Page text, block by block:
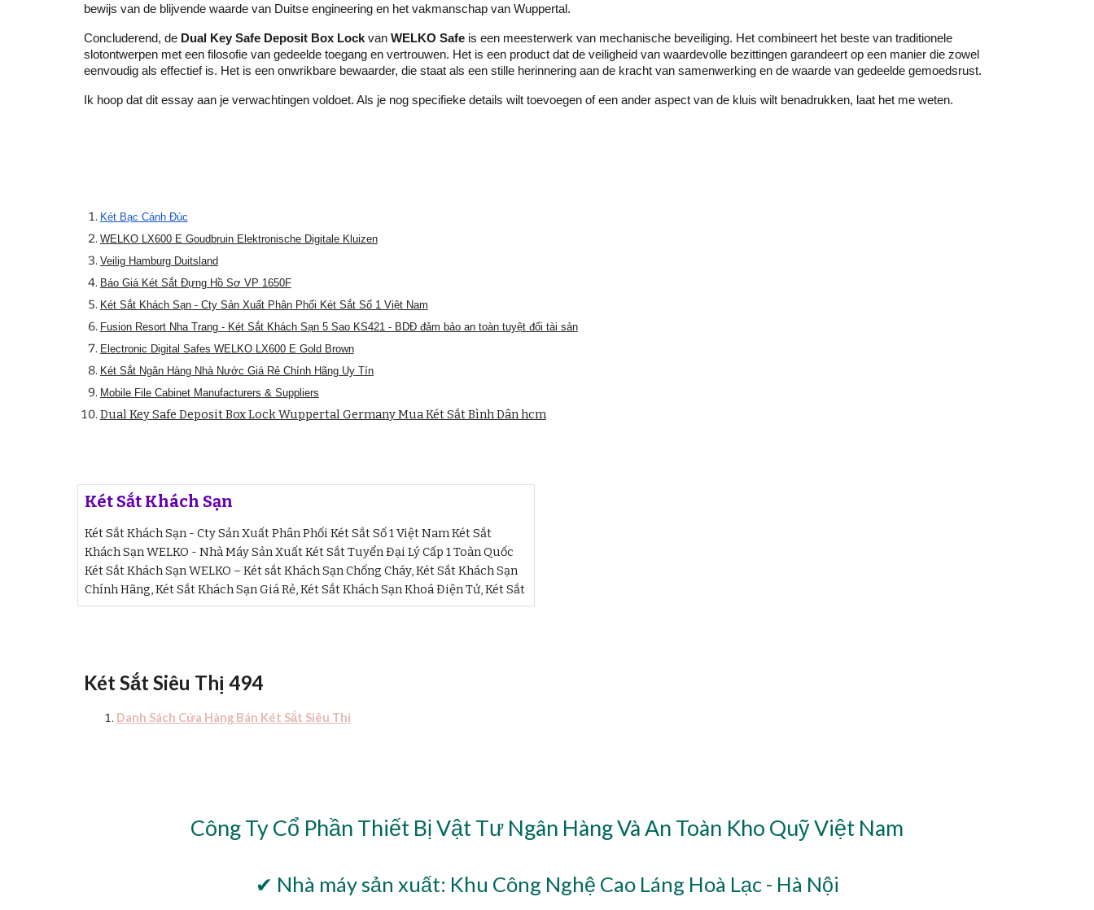
bewijs van de blijvende waarde van Duitse engineering en het vakmanschap van Wuppertal.
Concluderend, de Dual Key Safe Deposit Box Lockvan WELKO Safeis een meesterwerk van mechanische beveiliging. Het combineert het beste van traditionele
slotontwerpen met een filosofie van gedeelde toegang en vertrouwen. Het is een product dat de veiligheid van waardevolle bezittingen garandeert op een manier die zowel
eenvoudig als effectief is. Het is een onwrikbare bewaarder, die staat als een stille herinnering aan de kracht van samenwerking en de waarde van gedeelde gemoedsrust.
Ik hoop dat dit essay aan je verwachtingen voldoet. Als je nog specifieke details wilt toevoegen of een ander aspect van de kluis wilt benadrukken, laat het me weten.
Két Bạc Cánh Đúc
WELKO LX600 E Goudbruin Elektronische Digitale Kluizen
Veilig Hamburg Duitsland
Báo Giá Két Sắt Đựng Hồ Sơ VP 1650F
Két Sắt Khách Sạn - Cty Sản Xuất Phân Phối Két Sắt Số 1 Việt Nam
Fusion Resort Nha Trang - Két Sắt Khách Sạn 5 Sao KS421 - BDĐ đảm bảo an toàn tuyệt đối tài sản
Electronic Digital Safes WELKO LX600 E Gold Brown
Két Sắt Ngân Hàng Nhà Nước Giá Rẻ Chính Hãng Uy Tín
Mobile File Cabinet Manufacturers & Suppliers‎
Dual Key Safe Deposit Box Lock Wuppertal Germany Mua Két Sắt Bình Dân hcm
Két Sắt Khách Sạn
Két Sắt Khách Sạn - Cty Sản Xuất Phân Phối Két Sắt Số 1 Việt Nam Két Sắt
Khách Sạn WELKO - Nhà Máy Sản Xuất Két Sắt Tuyển Đại Lý Cấp 1 Toàn Quốc
Két Sắt Khách Sạn WELKO – Két sắt Khách Sạn Chống Cháy, Két Sắt Khách Sạn
Chính Hãng, Két Sắt Khách Sạn Giá Rẻ, Két Sắt Khách Sạn Khoá Điện Tử, Két Sắt
Két Sắt Siêu Thị 494
Danh Sách Cửa Hàng Bán Két Sắt Siêu Thị
Công Ty Cổ Phần Thiết Bị Vật Tư Ngân Hàng Và An Toàn Kho Quỹ Việt Nam
✔ Nhà máy sản xuất: Khu Công Nghệ Cao Láng Hoà Lạc - Hà Nội